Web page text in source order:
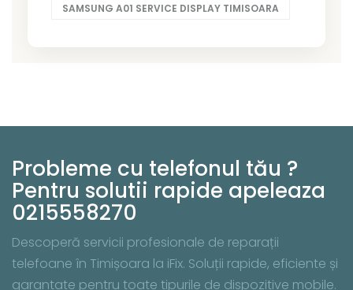
SAMSUNG A01 SERVICE DISPLAY TIMISOARA
Probleme cu telefonul tău ?
Pentru solutii rapide apeleaza
0215558270
Descoperă servicii profesionale de reparații
telefoane în Timișoara la iFix. Soluții rapide, eficiente și
garantate pentru toate tipurile de dispozitive mobile.